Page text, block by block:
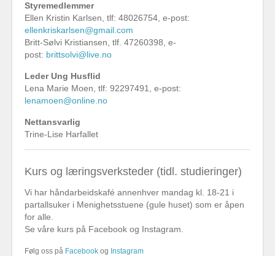
Styremedlemmer
Ellen Kristin Karlsen, tlf: 48026754, e-post:
ellenkriskarlsen@gmail.com
Britt-Sølvi Kristiansen, tlf. 47260398, e-
post: brittsolvi@live.no
Leder Ung Husflid
Lena Marie Moen, tlf: 92297491, e-post:
lenamoen@online.no
Nettansvarlig
Trine-Lise Harfallet
Kurs og læringsverksteder (tidl. studieringer)
Vi har håndarbeidskafé annenhver mandag kl. 18-21 i
partallsuker i Menighetsstuene (gule huset) som er åpen
for alle.
Se våre kurs på Facebook og Instagram.
Følg oss på Facebook og Instagram